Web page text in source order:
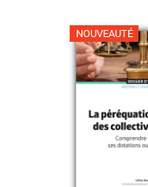
NOUVEAUTÉ